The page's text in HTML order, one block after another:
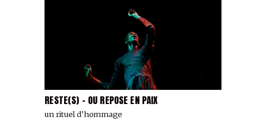
RESTE(S) - OU REPOSE EN PAIX
un rituel d’hommage